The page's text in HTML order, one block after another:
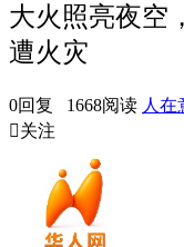
大火照亮夜空
遭火灾
0回复 1668阅读 人在
关注